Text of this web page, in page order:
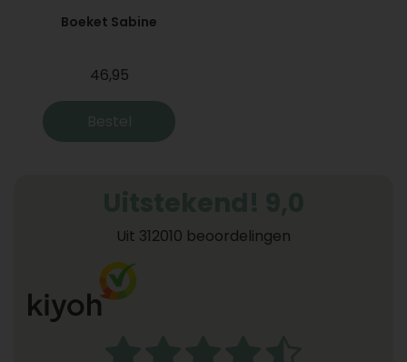
Boeket Sabine
46,95
Bestel
Uit 312010 beoordelingen